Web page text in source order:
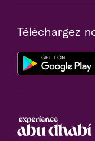
Téléchargez